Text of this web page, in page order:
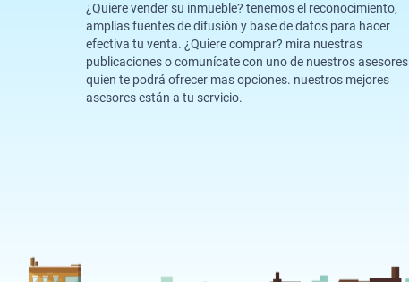
¿Quiere vender su inmueble? tenemos el reconocimiento,
amplias fuentes de difusión y base de datos para hacer
efectiva tu venta. ¿Quiere comprar? mira nuestras
publicaciones o comunícate con uno de nuestros asesores
quien te podrá ofrecer mas opciones. nuestros mejores
asesores están a tu servicio.